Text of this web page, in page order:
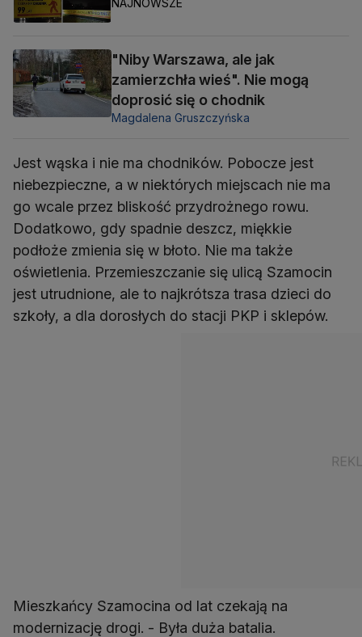
"Niby Warszawa, ale jak
zamierzchła wieś". Nie mogą
doprosić się o chodnik
Magdalena Gruszczyńska
Jest wąska i nie ma chodników. Pobocze jest
niebezpieczne, a w niektórych miejscach nie ma
go wcale przez bliskość przydrożnego rowu.
Dodatkowo, gdy spadnie deszcz, miękkie
podłoże zmienia się w błoto. Nie ma także
oświetlenia. Przemieszczanie się ulicą Szamocin
jest utrudnione, ale to najkrótsza trasa dzieci do
szkoły, a dla dorosłych do stacji PKP i sklepów.
Mieszkańcy Szamocina od lat czekają na
modernizację drogi. - Była duża batalia.